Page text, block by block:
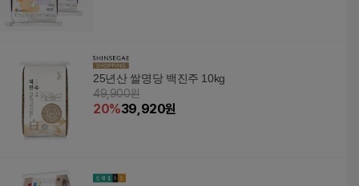
25년산 쌀명당 백진주 10kg
49,900원
20%39,920원